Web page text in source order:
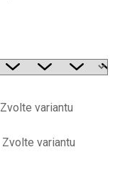
Zvolte variantu
Zvolte variantu